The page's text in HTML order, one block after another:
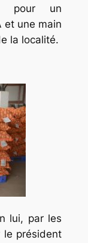
pour un
et une main
la localité.
lui, par les
le président